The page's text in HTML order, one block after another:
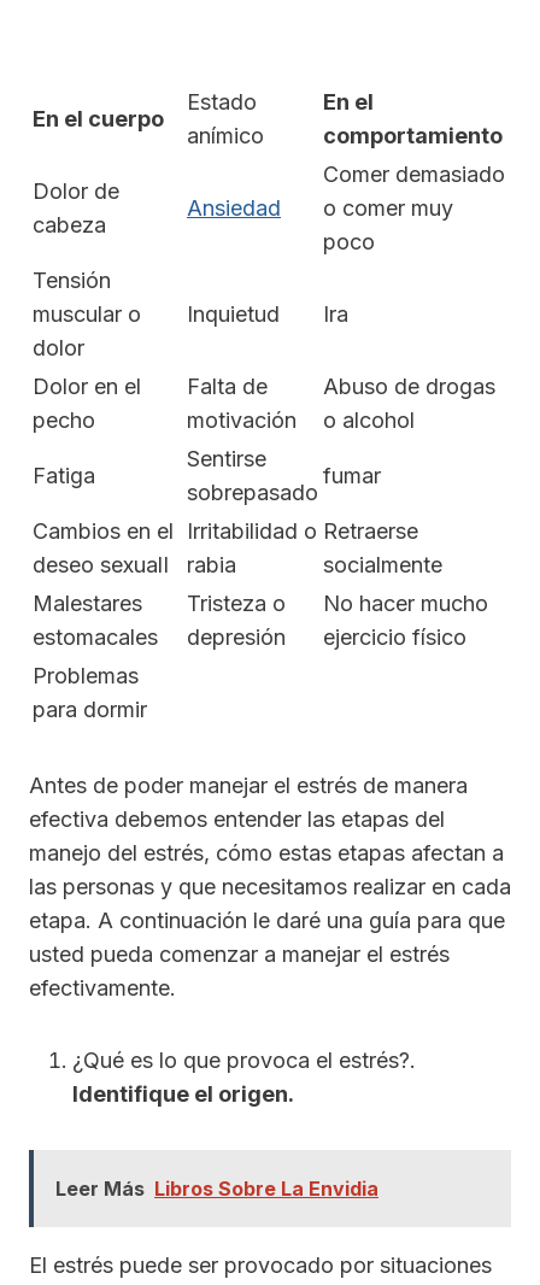
En el cuerpo
Estado
anímico
En el
comportamiento
Dolor de
cabeza
Ansiedad
Comer demasiado
o comer muy
poco
Tensión
muscular o
dolor
Inquietud Ira
Dolor en el
pecho
Falta de
motivación
Abuso de drogas
o alcohol
Fatiga
Sentirse
sobrepasado
fumar
Cambios en el
deseo sexualI
Irritabilidad o
rabia
Retraerse
socialmente
Malestares
estomacales
Tristeza o
depresión
No hacer mucho
ejercicio físico
Problemas
para dormir
Antes de poder manejar el estrés de manera
efectiva debemos entender las etapas del
manejo del estrés, cómo estas etapas afectan a
las personas y que necesitamos realizar en cada
etapa. A continuación le daré una guía para que
usted pueda comenzar a manejar el estrés
efectivamente.
¿Qué es lo que provoca el estrés?.
Identifique el origen.
Leer Más Libros Sobre La Envidia
El estrés puede ser provocado por situaciones